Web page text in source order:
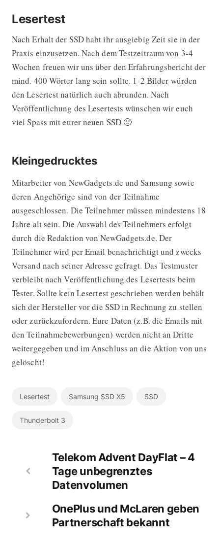
Lesertest
Nach Erhalt der SSD habt ihr ausgiebig Zeit sie in der
Praxis einzusetzen. Nach dem Testzeitraum von 3-4
Wochen freuen wir uns über den Erfahrungsbericht der
mind. 400 Wörter lang sein sollte. 1-2 Bilder würden
den Lesertest natürlich auch abrunden. Nach
Veröffentlichung des Lesertests wünschen wir euch
viel Spass mit eurer neuen SSD 🙂
Kleingedrucktes
Mitarbeiter von NewGadgets.de und Samsung sowie
deren Angehörige sind von der Teilnahme
ausgeschlossen. Die Teilnehmer müssen mindestens 18
Jahre alt sein. Die Auswahl des Teilnehmers erfolgt
durch die Redaktion von NewGadgets.de. Der
Teilnehmer wird per Email benachrichtigt und zwecks
Versand nach seiner Adresse gefragt. Das Testmuster
verbleibt nach Veröffentlichung des Lesertests beim
Tester. Sollte kein Lesertest geschrieben werden behält
sich der Hersteller vor die SSD in Rechnung zu stellen
oder zurückzufordern. Eure Daten (z.B. die Emails mit
den Teilnahmebewerbungen) werden nicht an Dritte
weitergegeben und im Anschluss an die Aktion von uns
gelöscht!
Lesertest Samsung SSD X5 SSD
Thunderbolt 3
Telekom Advent DayFlat – 4
Tage unbegrenztes
Datenvolumen
OnePlus und McLaren geben
Partnerschaft bekannt